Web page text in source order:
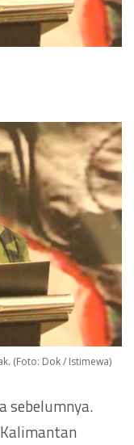
(Foto: Dok / Istimewa)
sebelumnya.